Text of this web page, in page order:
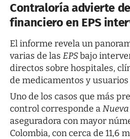
Contraloría advierte
financiero en EPS
El informe revela un
varias de las EPSbajo
directos sobre hospitales,
de medicamentos y
Uno de los casos que más
control corresponde aNueva
aseguradora con mayor
Colombia, con cerca de 11,6